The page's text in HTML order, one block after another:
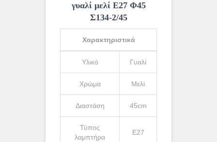
γυαλί μελί Ε27 Φ45
Σ134-2/45
Χαρακτηριστικά
Υλικό Γυαλί
Χρώμα Μελί
Διαστάση 45cm
Τύπος
λαμπτήρα
Ε27